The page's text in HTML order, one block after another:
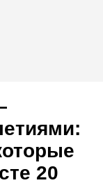
20